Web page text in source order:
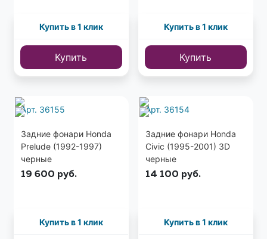
Купить в 1 клик
Купить
Купить в 1 клик
Купить
Арт. 36155
Задние фонари Honda
Prelude (1992-1997)
черные
19 600 руб.
Купить в 1 клик
Арт. 36154
Задние фонари Honda
Civic (1995-2001) 3D
черные
14 100 руб.
Купить в 1 клик